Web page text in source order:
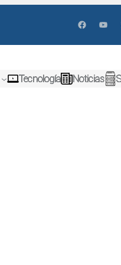
Facebook
Tecnología Noticias